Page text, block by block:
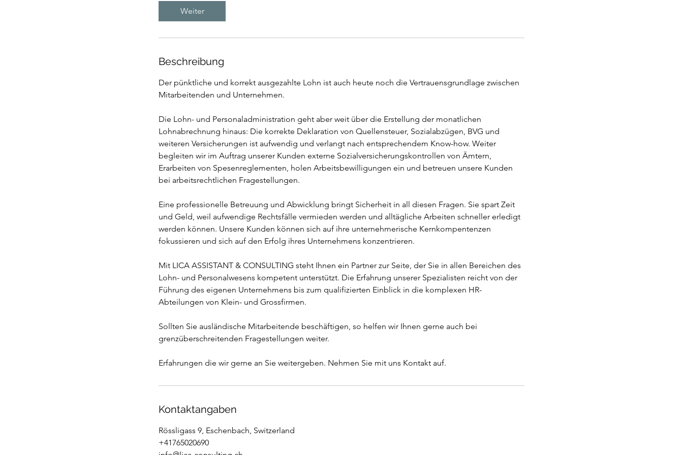
d
Weiter
Beschreibung
Der pünktliche und korrekt ausgezahlte Lohn ist auch heute noch die Vertrauensgrundlage zwischen
Mitarbeitenden und Unternehmen.
Die Lohn- und Personaladministration geht aber weit über die Erstellung der monatlichen
Lohnabrechnung hinaus: Die korrekte Deklaration von Quellensteuer, Sozialabzügen, BVG und
weiteren Versicherungen ist aufwendig und verlangt nach entsprechendem Know-how. Weiter
begleiten wir im Auftrag unserer Kunden externe Sozialversicherungskontrollen von Ämtern,
Erarbeiten von Spesenreglementen, holen Arbeitsbewilligungen ein und betreuen unsere Kunden
bei arbeitsrechtlichen Fragestellungen.
Eine professionelle Betreuung und Abwicklung bringt Sicherheit in all diesen Fragen. Sie spart Zeit
und Geld, weil aufwendige Rechtsfälle vermieden werden und alltägliche Arbeiten schneller erledigt
werden können. Unsere Kunden können sich auf ihre unternehmerische Kernkompentenzen
fokussieren und sich auf den Erfolg ihres Unternehmens konzentrieren.
Mit LICA ASSISTANT & CONSULTING steht Ihnen ein Partner zur Seite, der Sie in allen Bereichen des
Lohn- und Personalwesens kompetent unterstützt. Die Erfahrung unserer Spezialisten reicht von der
Führung des eigenen Unternehmens bis zum qualifizierten Einblick in die komplexen HR-
Abteilungen von Klein- und Grossfirmen.
Sollten Sie ausländische Mitarbeitende beschäftigen, so helfen wir Ihnen gerne auch bei
grenzüberschreitenden Fragestellungen weiter.
Erfahrungen die wir gerne an Sie weitergeben. Nehmen Sie mit uns Kontakt auf.
Kontaktangaben
Rössligass 9, Eschenbach, Switzerland
+41765020690